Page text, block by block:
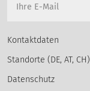
Kontaktdaten
Standorte (DE, AT, CH)
Datenschutz